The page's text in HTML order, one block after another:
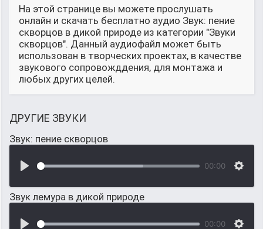
На этой странице вы можете прослушать
онлайн и скачать бесплатно аудио Звук: пение
скворцов в дикой природе из категории "Звуки
скворцов". Данный аудиофайл может быть
использован в творческих проектах, в качестве
звукового сопровожддения, для монтажа и
любых других целей.
ДРУГИЕ ЗВУКИ
Звук: пение скворцов
00:00
Звук лемура в дикой природе
00:00